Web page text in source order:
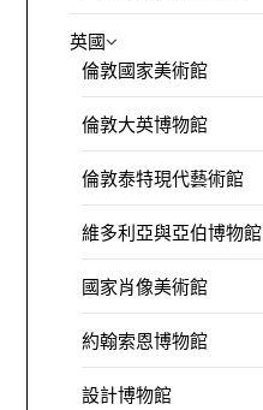
英國
倫敦國家美術館
倫敦大英博物館
倫敦泰特現代藝術館
維多利亞與亞伯博物館
國家肖像美術館
約翰索恩博物館
設計博物館